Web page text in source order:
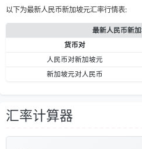
以下为最新人民币新加坡元汇率行情表:
最新人民币新
货币对
人民币对新加坡元
新加坡元对人民币
汇率计算器